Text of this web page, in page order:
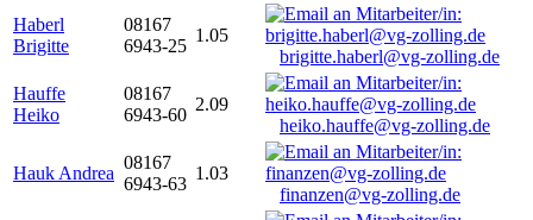
Haberl
Brigitte
08167
6943-25
1.05
brigitte.haberl@vg-zolling.de
Hauffe
Heiko
08167
6943-60
2.09
heiko.hauffe@vg-zolling.de
Hauk Andrea
08167
6943-63
1.03
finanzen@vg-zolling.de